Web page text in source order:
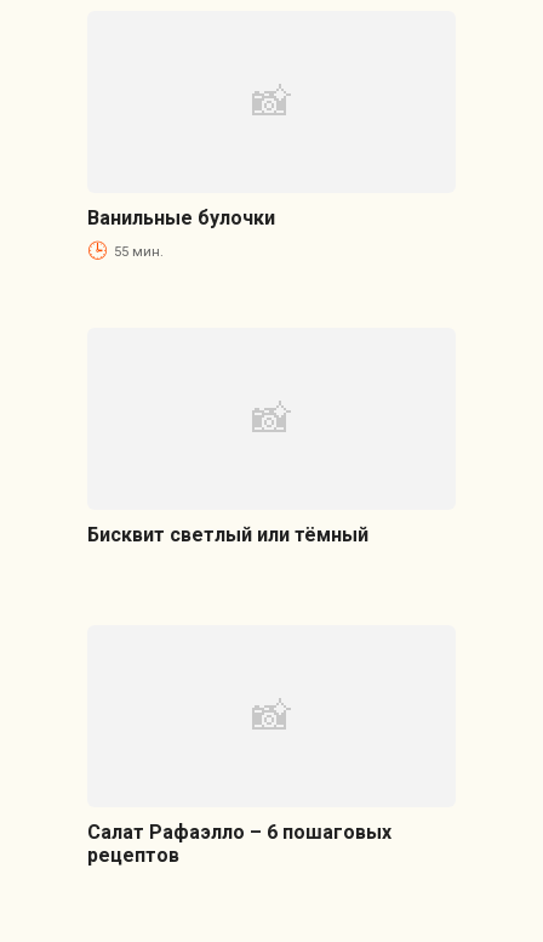
Ванильные булочки
55 мин.
Бисквит светлый или тёмный
Салат Рафаэлло – 6 пошаговых
рецептов